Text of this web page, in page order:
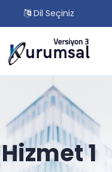
Dil Seçiniz
Hizmet 1